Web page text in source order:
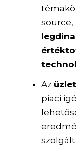
source,
Az
piaci